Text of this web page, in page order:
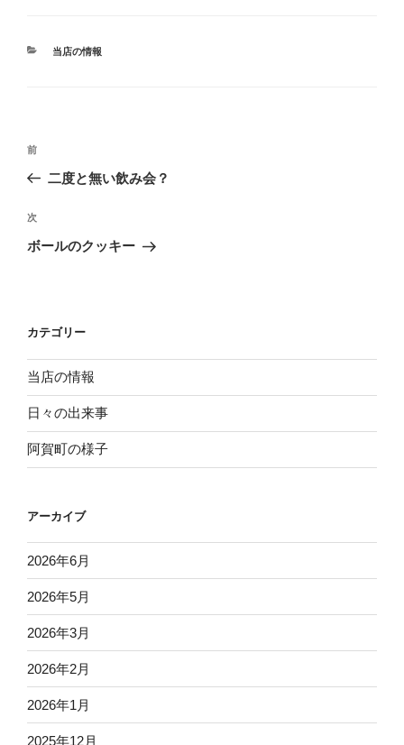
カ
当店の情報
投
ビ
ゲ
ン
過
去
投
稿
前
二度と無い飲み会？
次
の
次
ボールのクッキー
カテゴリー
当店の情報
日々の出来事
阿賀町の様子
アーカイブ
2026年6月
2026年5月
2026年3月
2026年2月
2026年1月
2025年12月